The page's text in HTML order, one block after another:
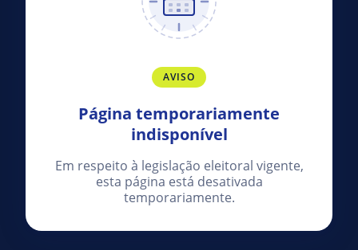
AVISO
Página temporariamente
indisponível
Em respeito à legislação eleitoral vigente,
esta página está desativada
temporariamente.